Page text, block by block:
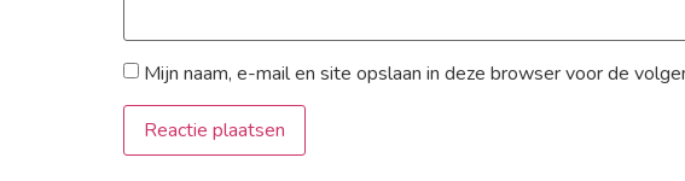
Mijn naam, e-mail en site opslaan in deze browser voor de